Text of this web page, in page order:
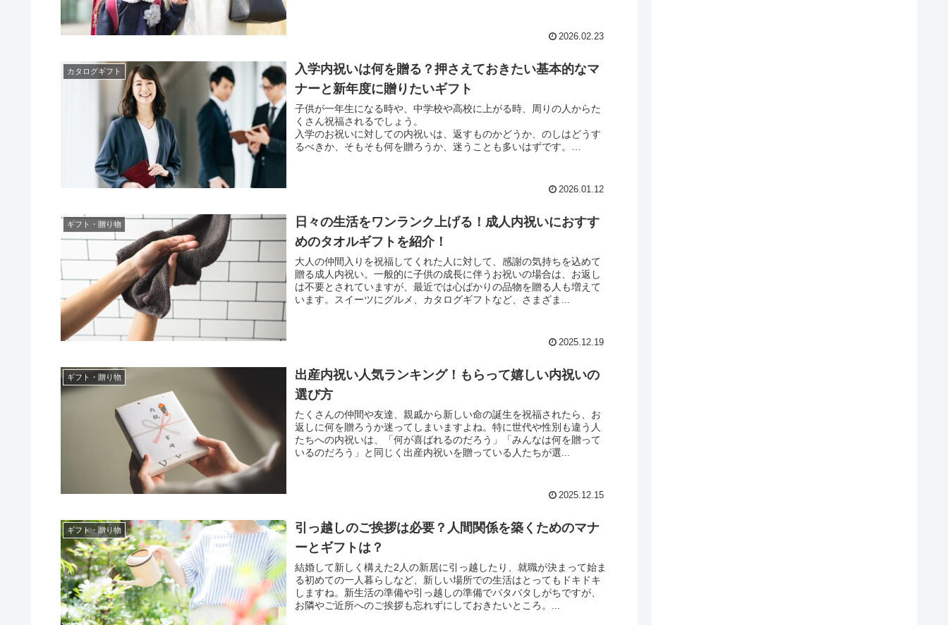
2026.02.23
カタログギフト
入学内祝いは何を贈る？押さえておきたい基本的なマ
ナーと新年度に贈りたいギフト
子供が一年生になる時や、中学校や高校に上がる時、周りの人からた
くさん祝福されるでしょう。
入学のお祝いに対しての内祝いは、返すものかどうか、のしはどうす
るべきか、そもそも何を贈ろうか、迷うことも多いはずです。
2026.01.12
ギフト・贈り物
日々の生活をワンランク上げる！成人内祝いにおすす
めのタオルギフトを紹介！
大人の仲間入りを祝福してくれた人に対して、感謝の気持ちを込めて
贈る成人内祝い。一般的に子供の成長に伴うお祝いの場合は、お返し
は不要とされていますが、最近では心ばかりの品物を贈る人も増えて
います。スイーツにグルメ、カタログギフトなど、さまざま...
2025.12.19
ギフト・贈り物
出産内祝い人気ランキング！もらって嬉しい内祝いの
選び方
たくさんの仲間や友達、親戚から新しい命の誕生を祝福されたら、お
返しに何を贈ろうか迷ってしまいますよね。特に世代や性別も違う人
たちへの内祝いは、「何が喜ばれるのだろう」「みんなは何を贈って
いるのだろう」と同じく出産内祝いを贈っている人たちが選...
2025.12.15
ギフト・贈り物
引っ越しのご挨拶は必要？人間関係を築くためのマナ
ーとギフトは？
結婚して新しく構えた2人の新居に引っ越したり、就職が決まって始ま
る初めての一人暮らしなど、新しい場所での生活はとってもドキドキ
しますね。新生活の準備や引っ越しの準備でバタバタしがちですが、
お隣やご近所へのご挨拶も忘れずにしておきたいところ。...